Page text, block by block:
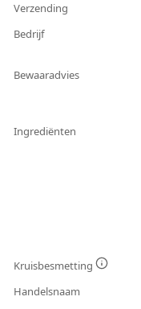
Verzending
Bedrijf
Bewaaradvies
Ingrediënten
Kruisbesmetting
Handelsnaam